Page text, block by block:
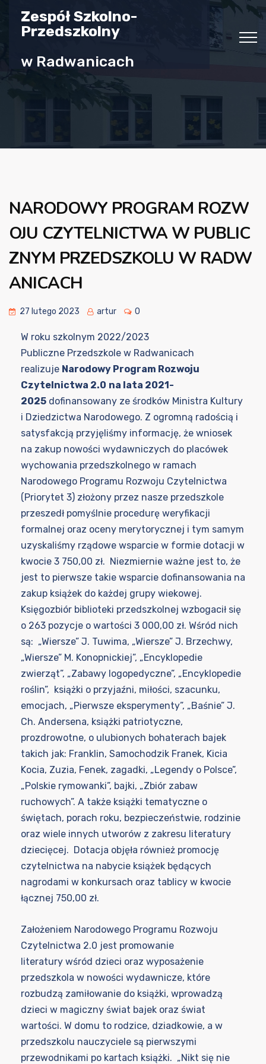
Zespół Szkolno-
Przedszkolny
w Radwanicach
NARODOWY PROGRAM ROZW
OJU CZYTELNICTWA W PUBLIC
ZNYM PRZEDSZKOLU W RADW
ANICACH
27 lutego 2023 artur 0
W roku szkolnym 2022/2023
Publiczne Przedszkole w Radwanicach
realizuje Narodowy Program Rozwoju
Czytelnictwa 2.0 na lata 2021-
2025 dofinansowany ze środków Ministra Kultury
i Dziedzictwa Narodowego. Z ogromną radością i
satysfakcją przyjęliśmy informację, że wniosek
na zakup nowości wydawniczych do placówek
wychowania przedszkolnego w ramach
Narodowego Programu Rozwoju Czytelnictwa
(Priorytet 3) złożony przez nasze przedszkole
przeszedł pomyślnie procedurę weryfikacji
formalnej oraz oceny merytorycznej i tym samym
uzyskaliśmy rządowe wsparcie w formie dotacji w
kwocie 3 750,00 zł. Niezmiernie ważne jest to, że
jest to pierwsze takie wsparcie dofinansowania na
zakup książek do każdej grupy wiekowej.
Księgozbiór biblioteki przedszkolnej wzbogacił się
o 263 pozycje o wartości 3 000,00 zł. Wśród nich
są: „Wiersze” J. Tuwima, „Wiersze” J. Brzechwy,
„Wiersze” M. Konopnickiej”, „Encyklopedie
zwierząt”, „Zabawy logopedyczne”, „Encyklopedie
roślin”, książki o przyjaźni, miłości, szacunku,
emocjach, „Pierwsze eksperymenty”, „Baśnie” J.
Ch. Andersena, książki patriotyczne,
prozdrowotne, o ulubionych bohaterach bajek
takich jak: Franklin, Samochodzik Franek, Kicia
Kocia, Zuzia, Fenek, zagadki, „Legendy o Polsce”,
„Polskie rymowanki”, bajki, „Zbiór zabaw
ruchowych”. A także książki tematyczne o
świętach, porach roku, bezpieczeństwie, rodzinie
oraz wiele innych utworów z zakresu literatury
dziecięcej. Dotacja objęła również promocję
czytelnictwa na nabycie książek będących
nagrodami w konkursach oraz tablicy w kwocie
łącznej 750,00 zł.
Założeniem Narodowego Programu Rozwoju
Czytelnictwa 2.0 jest promowanie
literatury wśród dzieci oraz wyposażenie
przedszkola w nowości wydawnicze, które
rozbudzą zamiłowanie do książki, wprowadzą
dzieci w magiczny świat bajek oraz świat
wartości. W domu to rodzice, dziadkowie, a w
przedszkolu nauczyciele są pierwszymi
przewodnikami po kartach książki. „Nikt się nie